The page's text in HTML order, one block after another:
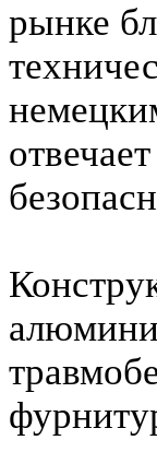
рынке